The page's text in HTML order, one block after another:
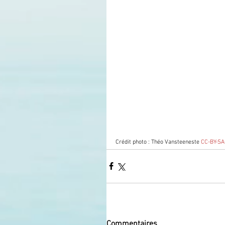
Crédit photo : Théo Vansteeneste CC-BY-